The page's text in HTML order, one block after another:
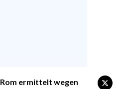
ermittelt wegen